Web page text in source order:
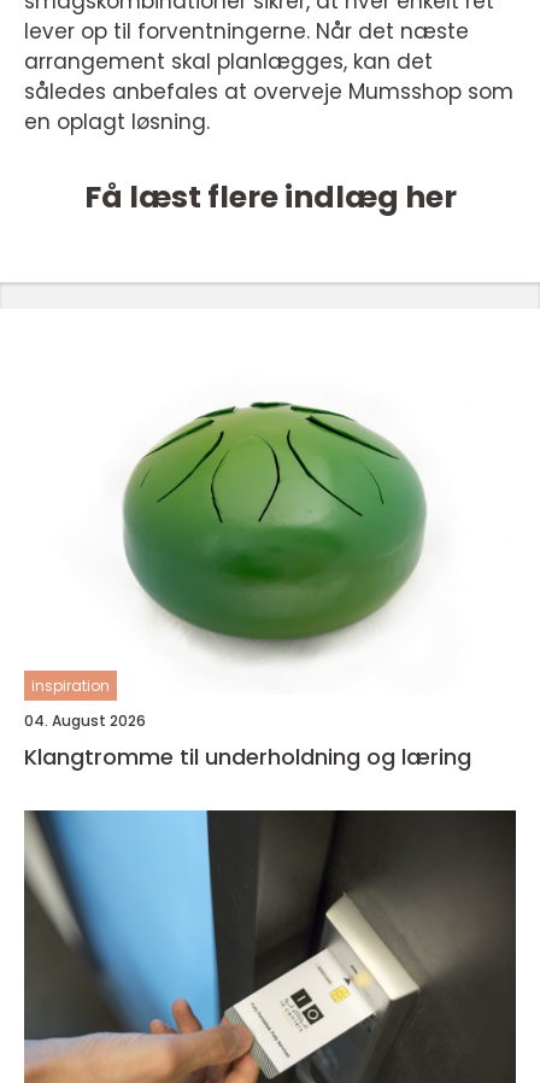
lever op til forventningerne. Når det næste
arrangement skal planlægges, kan det
således anbefales at overveje Mumsshop som
en oplagt løsning.
Få læst flere indlæg her
inspiration
04. August 2026
Klangtromme til underholdning og læring